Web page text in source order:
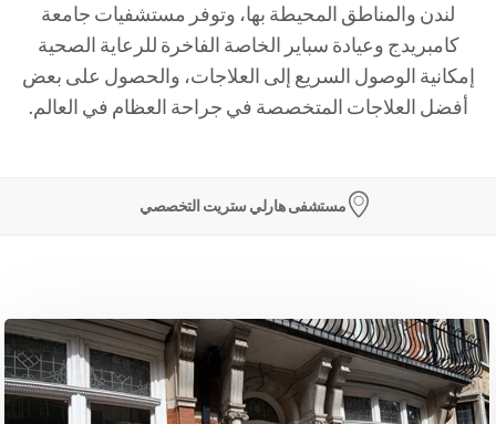
لندن والمناطق المحيطة بها، وتوفر مستشفيات جامعة
كامبريدج وعيادة سباير الخاصة الفاخرة للرعاية الصحية
إمكانية الوصول السريع إلى العلاجات، والحصول على بعض
أفضل العلاجات المتخصصة في جراحة العظام في العالم.
مستشفى هارلي ستريت التخصصي